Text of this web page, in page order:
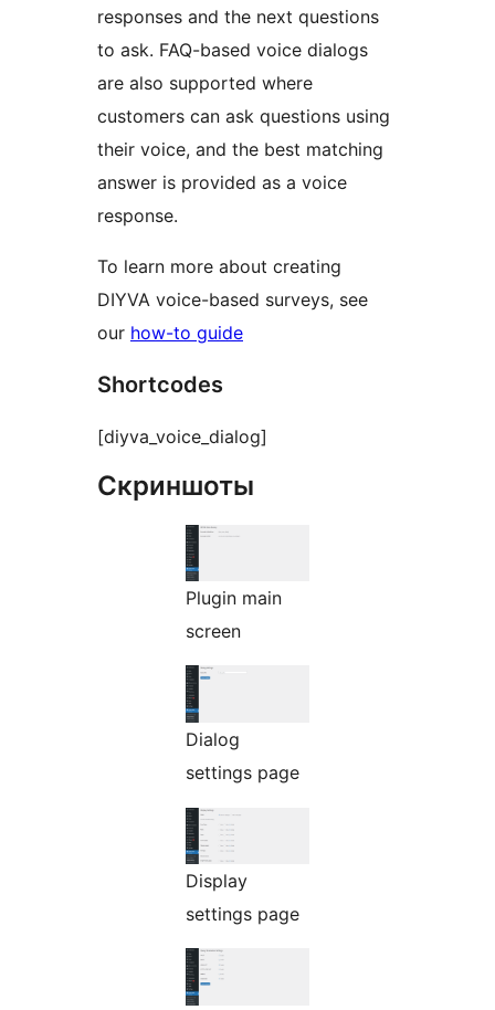
responses and the next questions
to ask. FAQ-based voice dialogs
are also supported where
customers can ask questions using
their voice, and the best matching
answer is provided as a voice
response.
To learn more about creating
DIYVA voice-based surveys, see
our how-to guide
Shortcodes
[diyva_voice_dialog]
Скриншоты
Plugin main
screen
Dialog
settings page
Display
settings page